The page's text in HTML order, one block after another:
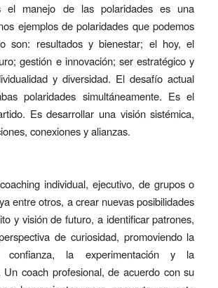
el manejo de las polaridades es una
ejemplos de polaridades que podemos
son: resultados y bienestar; el hoy, el
gestión e innovación; ser estratégico y
y diversidad. El desafío actual
polaridades simultáneamente. Es el
Es desarrollar una visión sistémica,
conexiones y alianzas.
individual, ejecutivo, de grupos o
entre otros, a crear nuevas posibilidades
y visión de futuro, a identificar patrones,
de curiosidad, promoviendo la
confianza, la experimentación y la
Un coach profesional, de acuerdo con su